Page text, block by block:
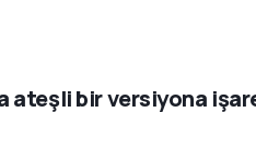
ateşli bir versiyona